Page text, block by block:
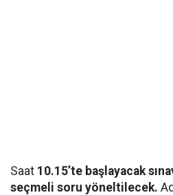
Saat 10.15’te başlayacak
seçmeli soru yöneltilecek.